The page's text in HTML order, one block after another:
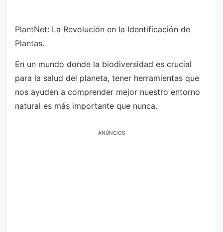
PlantNet: La Revolución en la Identificación de
Plantas.
En un mundo donde la biodiversidad es crucial
para la salud del planeta, tener herramientas que
nos ayuden a comprender mejor nuestro entorno
natural es más importante que nunca.
ANÚNCIOS